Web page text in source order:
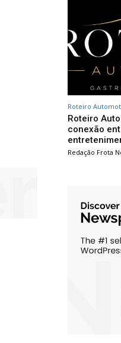
Roteiro
Roteiro
conexão
Redação Frota